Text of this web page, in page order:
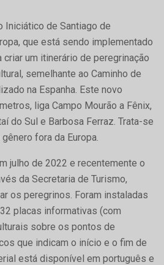
Iniciático de Santiago de
que está sendo implementado
criar um itinerário de peregrinação
semelhante ao Caminho de
na Espanha. Este novo
liga Campo Mourão a Fênix,
do Sul e Barbosa Ferraz. Trata-se
fora da Europa.
julho de 2022 e recentemente o
da Secretaria de Turismo,
os peregrinos. Foram instaladas
placas informativas (com
sobre os pontos de
que indicam o início e o fim de
está disponível em português e